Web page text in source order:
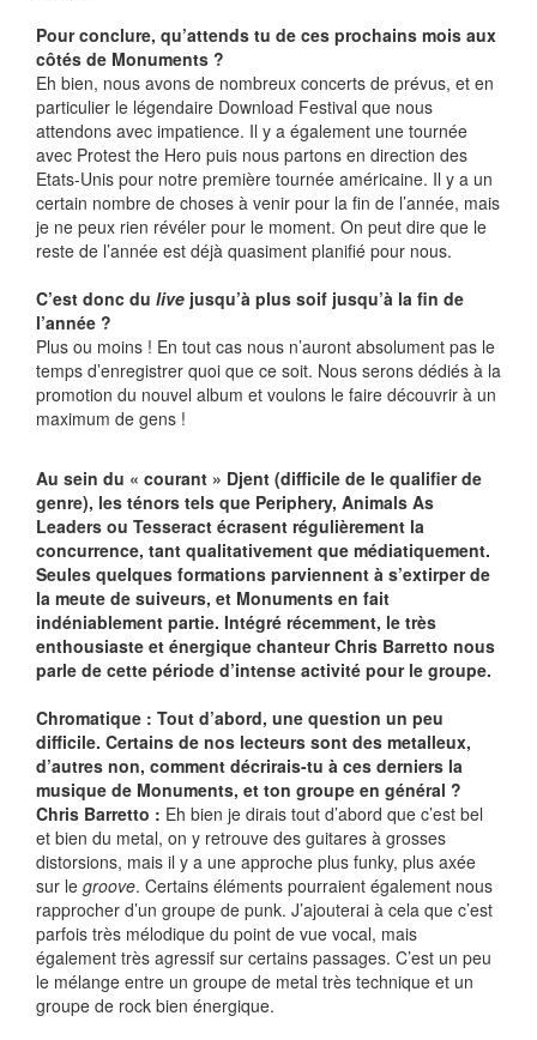
Pour conclure, qu’attends tu de ces prochains mois aux
côtés de Monuments ?
Eh bien, nous avons de nombreux concerts de prévus, et en
particulier le légendaire Download Festival que nous
attendons avec impatience. Il y a également une tournée
avec Protest the Hero puis nous partons en direction des
Etats-Unis pour notre première tournée américaine. Il y a un
certain nombre de choses à venir pour la fin de l’année, mais
je ne peux rien révéler pour le moment. On peut dire que le
reste de l’année est déjà quasiment planifié pour nous.
C’est donc du live jusqu’à plus soif jusqu’à la fin de
l’année ?
Plus ou moins ! En tout cas nous n’auront absolument pas le
temps d’enregistrer quoi que ce soit. Nous serons dédiés à la
promotion du nouvel album et voulons le faire découvrir à un
maximum de gens !
Au sein du « courant » Djent (difficile de le qualifier de
genre), les ténors tels que Periphery, Animals As
Leaders ou Tesseract écrasent régulièrement la
concurrence, tant qualitativement que médiatiquement.
Seules quelques formations parviennent à s’extirper de
la meute de suiveurs, et Monuments en fait
indéniablement partie. Intégré récemment, le très
enthousiaste et énergique chanteur Chris Barretto nous
parle de cette période d’intense activité pour le groupe.
Chromatique : Tout d’abord, une question un peu
difficile. Certains de nos lecteurs sont des metalleux,
d’autres non, comment décrirais-tu à ces derniers la
musique de Monuments, et ton groupe en général ?
Chris Barretto : Eh bien je dirais tout d’abord que c’est bel
et bien du metal, on y retrouve des guitares à grosses
distorsions, mais il y a une approche plus funky, plus axée
sur le groove. Certains éléments pourraient également nous
rapprocher d’un groupe de punk. J’ajouterai à cela que c’est
parfois très mélodique du point de vue vocal, mais
également très agressif sur certains passages. C’est un peu
le mélange entre un groupe de metal très technique et un
groupe de rock bien énergique.